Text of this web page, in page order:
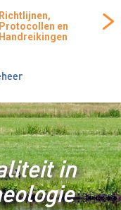
Richtlijnen,
Protocollen en
Handreikingen
in